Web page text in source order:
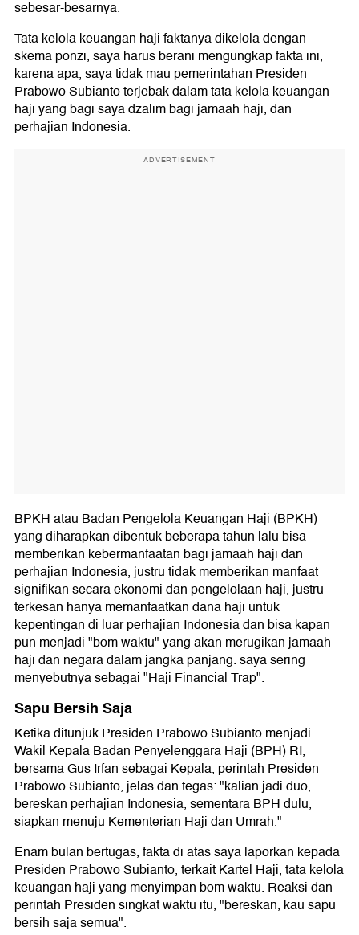
sebesar-besarnya.
Tata kelola keuangan haji faktanya dikelola dengan
skema ponzi, saya harus berani mengungkap fakta ini,
karena apa, saya tidak mau pemerintahan Presiden
Prabowo Subianto terjebak dalam tata kelola keuangan
haji yang bagi saya dzalim bagi jamaah haji, dan
perhajian Indonesia.
ADVERTISEMENT
BPKH atau Badan Pengelola Keuangan Haji (BPKH)
yang diharapkan dibentuk beberapa tahun lalu bisa
memberikan kebermanfaatan bagi jamaah haji dan
perhajian Indonesia, justru tidak memberikan manfaat
signifikan secara ekonomi dan pengelolaan haji, justru
terkesan hanya memanfaatkan dana haji untuk
kepentingan di luar perhajian Indonesia dan bisa kapan
pun menjadi "bom waktu" yang akan merugikan jamaah
haji dan negara dalam jangka panjang. saya sering
menyebutnya sebagai "Haji Financial Trap".
Sapu Bersih Saja
Ketika ditunjuk Presiden Prabowo Subianto menjadi
Wakil Kepala Badan Penyelenggara Haji (BPH) RI,
bersama Gus Irfan sebagai Kepala, perintah Presiden
Prabowo Subianto, jelas dan tegas: "kalian jadi duo,
bereskan perhajian Indonesia, sementara BPH dulu,
siapkan menuju Kementerian Haji dan Umrah."
Enam bulan bertugas, fakta di atas saya laporkan kepada
Presiden Prabowo Subianto, terkait Kartel Haji, tata kelola
keuangan haji yang menyimpan bom waktu. Reaksi dan
perintah Presiden singkat waktu itu, "bereskan, kau sapu
bersih saja semua".